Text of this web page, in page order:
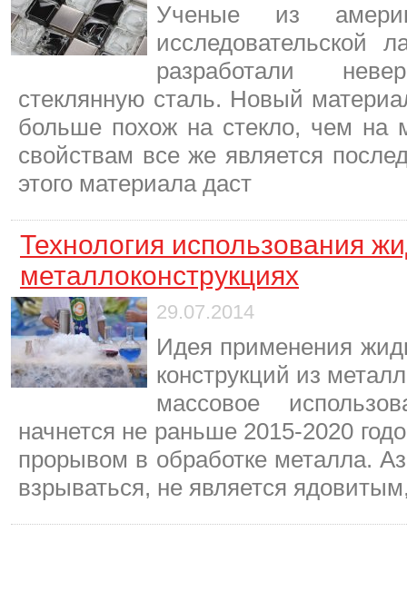
Ученые из
исследовательской
разработали
стеклянную сталь. Новый
больше похож на стекло, чем на
свойствам все же является
этого материала даст
Технология использования
металлоконструкциях
29.07.2014
Идея применения
конструкций из
массовое
начнется не раньше 2015-2020
прорывом в обработке металла.
взрываться, не является